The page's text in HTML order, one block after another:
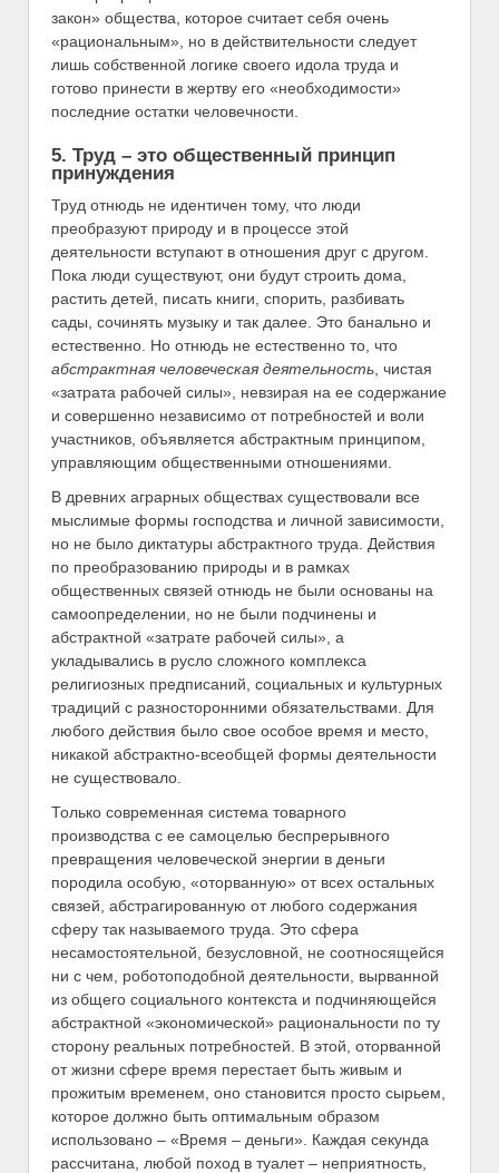
закон» общества, которое считает себя очень
«рациональным», но в действительности следует
лишь собственной логике своего идола труда и
готово принести в жертву его «необходимости»
последние остатки человечности.
5. Труд – это общественный принцип
принуждения
Труд отнюдь не идентичен тому, что люди
преобразуют природу и в процессе этой
деятельности вступают в отношения друг с другом.
Пока люди существуют, они будут строить дома,
растить детей, писать книги, спорить, разбивать
сады, сочинять музыку и так далее. Это банально и
естественно. Но отнюдь не естественно то, что
абстрактная человеческая деятельность, чистая
«затрата рабочей силы», невзирая на ее содержание
и совершенно независимо от потребностей и воли
участников, объявляется абстрактным принципом,
управляющим общественными отношениями.
В древних аграрных обществах существовали все
мыслимые формы господства и личной зависимости,
но не было диктатуры абстрактного труда. Действия
по преобразованию природы и в рамках
общественных связей отнюдь не были основаны на
самоопределении, но не были подчинены и
абстрактной «затрате рабочей силы», а
укладывались в русло сложного комплекса
религиозных предписаний, социальных и культурных
традиций с разносторонними обязательствами. Для
любого действия было свое особое время и место,
никакой абстрактно-всеобщей формы деятельности
не существовало.
Только современная система товарного
производства с ее самоцелью беспрерывного
превращения человеческой энергии в деньги
породила особую, «оторванную» от всех остальных
связей, абстрагированную от любого содержания
сферу так называемого труда. Это сфера
несамостоятельной, безусловной, не соотносящейся
ни с чем, роботоподобной деятельности, вырванной
из общего социального контекста и подчиняющейся
абстрактной «экономической» рациональности по ту
сторону реальных потребностей. В этой, оторванной
от жизни сфере время перестает быть живым и
прожитым временем, оно становится просто сырьем,
которое должно быть оптимальным образом
использовано – «Время – деньги». Каждая секунда
рассчитана, любой поход в туалет – неприятность,